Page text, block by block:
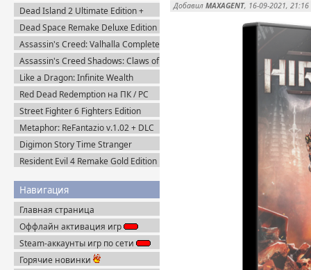
Dead Island 2 Ultimate Edition +
Все DLC (2023) Пиратка
Dead Space Remake Deluxe Edition
(2023) Пиратка
Assassin's Creed: Valhalla Complete
Edition v.1.7.0 (2020) Пиратка
Assassin's Creed Shadows: Claws of
Awaji (2025) Portable
Like a Dragon: Infinite Wealth
Ultimate Edition (2024) Steam-Rip
Red Dead Redemption на ПК / PC
(2024) Пиратка
Street Fighter 6 Fighters Edition
(2023) Steam-Rip
Metaphor: ReFantazio v.1.02 + DLC
(2024) RePack
Digimon Story Time Stranger
Ultimate Edition (2025) Steam-Rip
Resident Evil 4 Remake Gold Edition
Навигация
Главная страница
Оффлайн активация игр
Steam-аккаунты игр по сети
Горячие новинки
Добавил MAXAGENT, 16-09-2021, 21:16